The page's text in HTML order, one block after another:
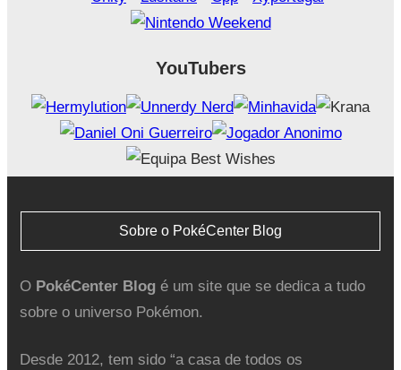
YouTubers
Sobre o PokéCenter Blog
O PokéCenter Blogé um site que se dedica a tudo
sobre o universo Pokémon.
Desde 2012, tem sido “a casa de todos os